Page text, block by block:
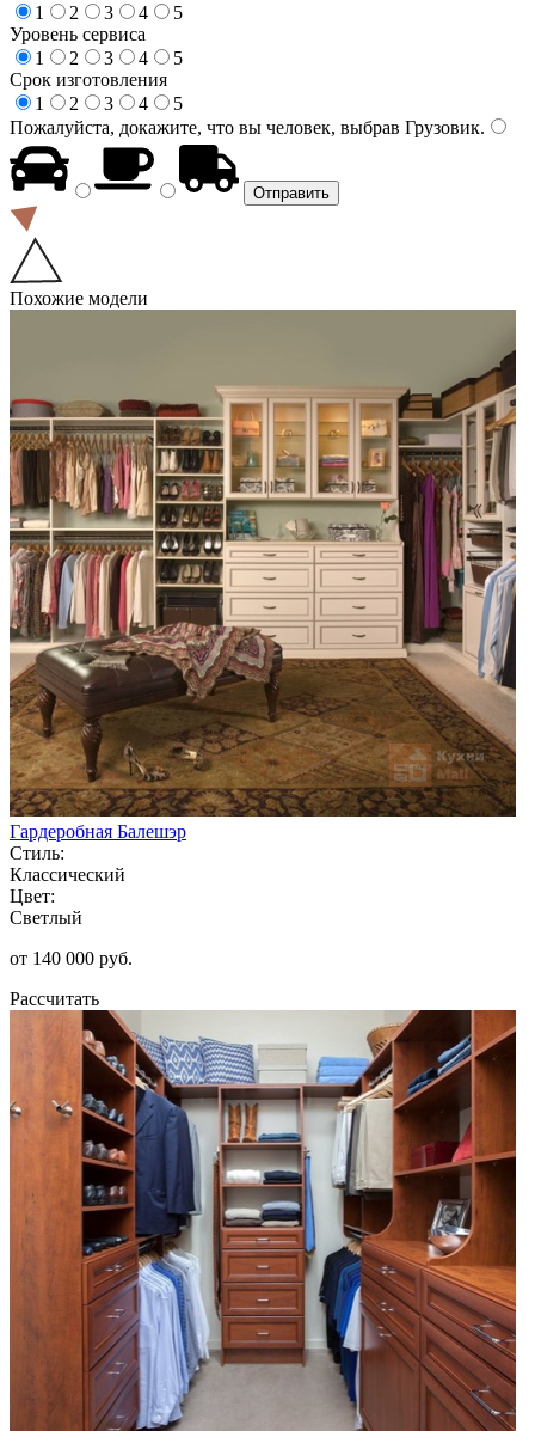
1
2 3 4
5
Уровень сервиса
1
2 3 4
5
Срок изготовления
1
2 3 4
5
Пожалуйста, докажите, что вы человек, выбрав Грузовик.
Похожие модели
Гардеробная Балешэр
Стиль:
Классический
Цвет:
Светлый
от 140 000 руб.
Рассчитать